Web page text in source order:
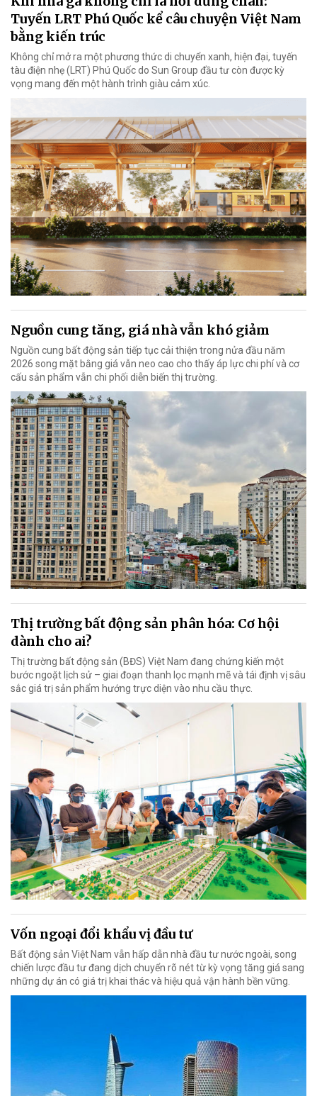
Tuyến LRT Phú Quốc kể câu chuyện Việt Nam
bằng kiến trúc
Không chỉ mở ra một phương thức di chuyển xanh, hiện đại, tuyến
tàu điện nhẹ (LRT) Phú Quốc do Sun Group đầu tư còn được kỳ
vọng mang đến một hành trình giàu cảm xúc.
Nguồn cung tăng, giá nhà vẫn khó giảm
Nguồn cung bất động sản tiếp tục cải thiện trong nửa đầu năm
2026 song mặt bằng giá vẫn neo cao cho thấy áp lực chi phí và cơ
cấu sản phẩm vẫn chi phối diễn biến thị trường.
Thị trường bất động sản phân hóa: Cơ hội
dành cho ai?
Thị trường bất động sản (BĐS) Việt Nam đang chứng kiến một
bước ngoặt lịch sử – giai đoạn thanh lọc mạnh mẽ và tái định vị sâu
sắc giá trị sản phẩm hướng trực diện vào nhu cầu thực.
Vốn ngoại đổi khẩu vị đầu tư
Bất động sản Việt Nam vẫn hấp dẫn nhà đầu tư nước ngoài, song
chiến lược đầu tư đang dịch chuyển rõ nét từ kỳ vọng tăng giá sang
những dự án có giá trị khai thác và hiệu quả vận hành bền vững.